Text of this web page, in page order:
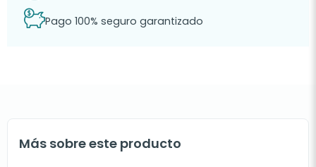
Pago 100% seguro garantizado
Más sobre este producto